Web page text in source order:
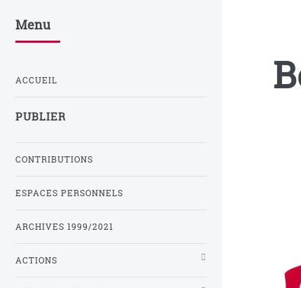
Menu
ACCUEIL
PUBLIER
CONTRIBUTIONS
ESPACES PERSONNELS
ARCHIVES 1999/2021
ACTIONS